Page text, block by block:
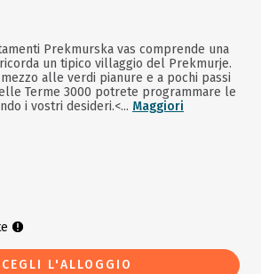
Prekmurska vas comprende una
un tipico villaggio del Prekmurje.
alle verdi pianure e a pochi passi
Terme 3000 potrete programmare le
i vostri desideri.<... Maggiori
L'ALLOGGIO